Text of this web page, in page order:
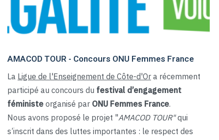
AMACOD TOUR - Concours ONU Femmes France
La Ligue de l'Enseignement de Côte-d'Or a récemment
participé au concours du festival d’engagement
féministe organisé par ONU Femmes France.
Nous avons proposé le projet "AMACOD TOUR"qui
s’inscrit dans des luttes importantes : le respect des